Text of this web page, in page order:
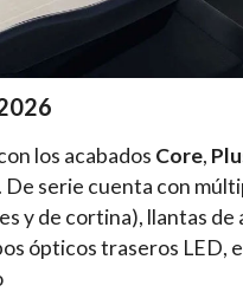
los acabados Core,
De serie cuenta con
y de cortina), llantas de
ópticos traseros LED,